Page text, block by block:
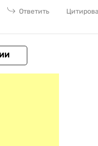
Ответить